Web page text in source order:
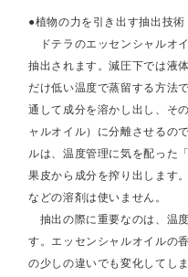
●植物の力を引き出す抽出技術
ドテラのエッセンシャルオ
抽出されます。減圧下では液
だけ低い温度で蒸留する方法
通して成分を溶かし出し、そ
ャルオイル）に分離させるの
ルは、温度管理に気を配った
果皮から成分を搾り出します
などの溶剤は使いません。
抽出の際に重要なのは、温
す。エッセンシャルオイルの
の少しの違いでも変化してし